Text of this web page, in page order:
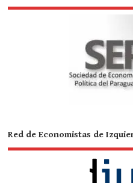
Red de Economistas de